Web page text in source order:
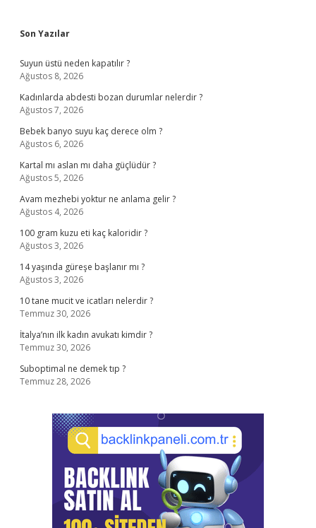
Sidebar
Son Yazılar
Suyun üstü neden kapatılır ?
Ağustos 8, 2026
Kadınlarda abdesti bozan durumlar nelerdir ?
Ağustos 7, 2026
Bebek banyo suyu kaç derece olm ?
Ağustos 6, 2026
Kartal mı aslan mı daha güçlüdür ?
Ağustos 5, 2026
Avam mezhebi yoktur ne anlama gelir ?
Ağustos 4, 2026
100 gram kuzu eti kaç kaloridir ?
Ağustos 3, 2026
14 yaşında güreşe başlanır mı ?
Ağustos 3, 2026
10 tane mucit ve icatları nelerdir ?
Temmuz 30, 2026
İtalya’nın ilk kadın avukatı kimdir ?
Temmuz 30, 2026
Suboptimal ne demek tıp ?
Temmuz 28, 2026